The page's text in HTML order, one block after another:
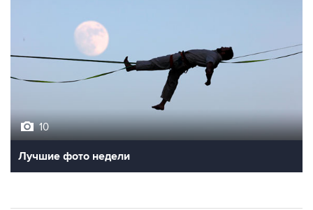
10
Лучшие фото недели